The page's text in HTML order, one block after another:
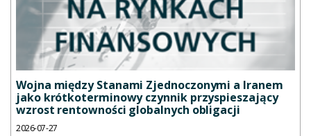
Wojna między Stanami Zjednoczonymi a Iranem
jako krótkoterminowy czynnik przyspieszający
wzrost rentowności globalnych obligacji
2026-07-27